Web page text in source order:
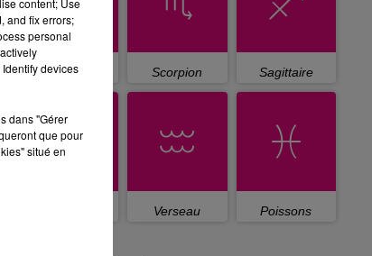
Balance Scorpion Sagittaire
Verseau Poissons
and fix errors;
personal
devices
dans "Gérer
que pour
situé en